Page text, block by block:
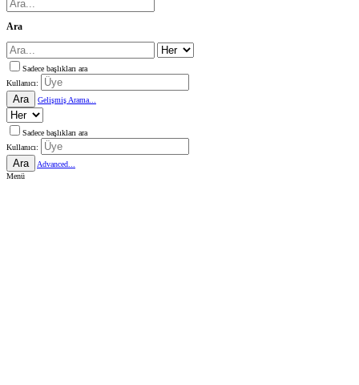
Ara
Sadece başlıkları ara
Kullanıcı:
Ara Gelişmiş Arama...
Sadece başlıkları ara
Kullanıcı:
Ara
Advanced...
Menü